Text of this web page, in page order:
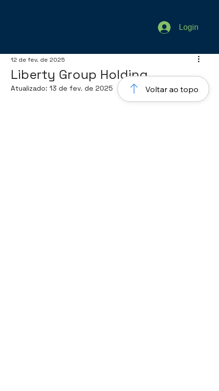
Login
Liberty Group Holding
12 de fev. de 2025
Atualizado:13 de fev. de 2025 Voltar ao topo